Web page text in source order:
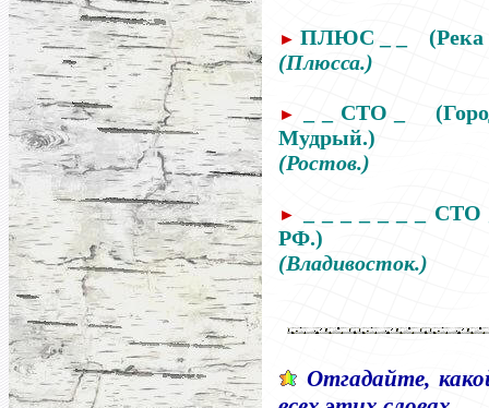
► ПЛЮС _ _ (Река в
(Плюсса.)
► _ _ СТО _
Мудрый.)
(Ростов.)
►
_ _ _ _ _ _ _
РФ.)
(Владивосток.)
Отгадайте,